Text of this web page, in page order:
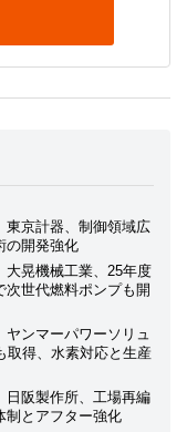
東京計器、制御領域広
の開発強化
大晃機械工業、25年度
世代燃料ポンプも開
ヤンマーパワーソリュ
取得、水素対応と生産
日阪製作所、工場再編
制とアフター強化